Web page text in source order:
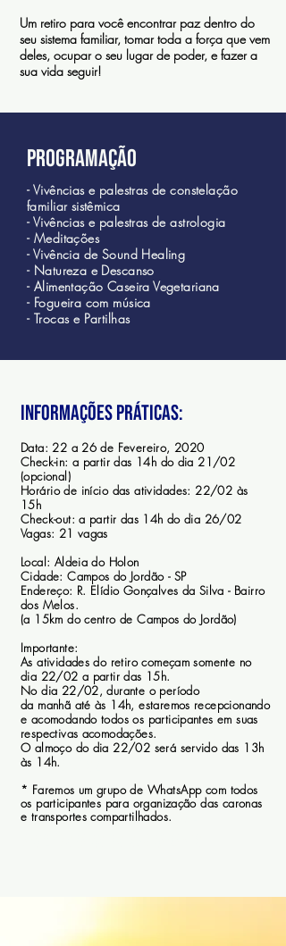
Um retiro para você encontrar paz dentro do
seu sistema familiar, tomar toda a força que vem
deles, ocupar o seu lugar de poder, e fazer a
sua vida seguir!
Programação
- Vivências e palestras de constelação
familiar sistêmica
- Vivências e palestras de astrologia
- Meditações
- Vivência de Sound Healing
- Natureza e Descanso
- Alimentação Caseira Vegetariana
- Fogueira com música
- Trocas e Partilhas
informações práticas:
um retiro que irá reunir todo
o potencial
transformador da constelação
Familiar à visão milenar e
Data: 22 a 26 de Fevereiro, 2020
Check-in: a partir das 14h do dia 21/02
(opcional)
Horário de início das atividades: 22/02 às
15h
Check-out: a partir das 14h do dia 26/02
Vagas: 21 vagas
Local: Aldeia do Holon
Cidade:Campos do Jordão - SP
Endereço: R. Elídio Gonçalves da Silva - Bairro
dos Melos.
(a 15km do centro de Campos do Jordão)
Importante:
As atividades do retiro começam somente no
dia 22/02 a partir das 15h.
No dia 22/02, durante o período
da manhã até às 14h, estaremos recepcionando
e acomodando todos os participantes em suas
respectivas acomodações.
O almoço do dia 22/02 será servido das 13h
às 14h.
* Faremos um grupo de WhatsAppcom todos
os participantes para organização das caronas
e transportes compartilhados.